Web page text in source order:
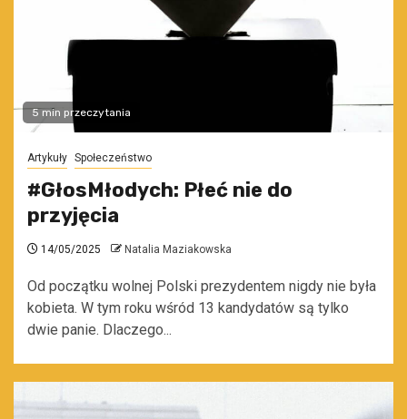
5 min przeczytania
Artykuły Społeczeństwo
#GłosMłodych: Płeć nie do
przyjęcia
14/05/2025 Natalia Maziakowska
Od początku wolnej Polski prezydentem nigdy nie była
kobieta. W tym roku wśród 13 kandydatów są tylko
dwie panie. Dlaczego...